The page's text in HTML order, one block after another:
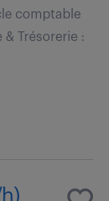
comptable
Trésorerie :